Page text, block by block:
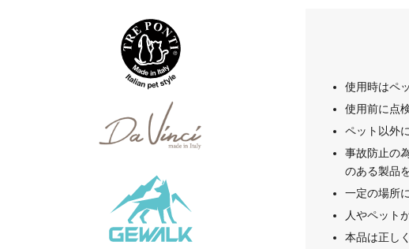
使用時はペ
使用前に点
ペット以外
事故防止の
のある製品
一定の場所
人やペット
本品は正し